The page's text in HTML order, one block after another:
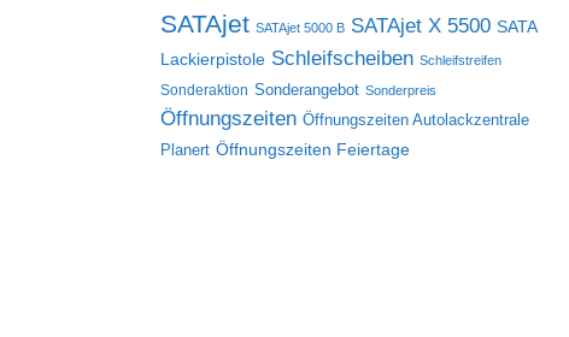
SATAjet SATAjet 5000 B SATAjet X 5500 SATA
Lackierpistole Schleifscheiben Schleifstreifen
Sonderaktion Sonderangebot Sonderpreis
Öffnungszeiten Öffnungszeiten Autolackzentrale
Planert Öffnungszeiten Feiertage